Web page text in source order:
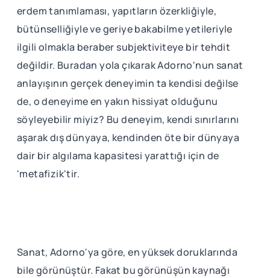
erdem tanımlaması, yapıtların özerkliğiyle,
bütünselliğiyle ve geriye bakabilme yetileriyle
ilgili olmakla beraber subjektiviteye bir tehdit
değildir. Buradan yola çıkarak Adorno'nun sanat
anlayışının gerçek deneyimin ta kendisi değilse
de, o deneyime en yakın hissiyat olduğunu
söyleyebilir miyiz? Bu deneyim, kendi sınırlarını
aşarak dış dünyaya, kendinden öte bir dünyaya
dair bir algılama kapasitesi yarattığı için de
'metafizik'tir.
Sanat, Adorno'ya göre, en yüksek doruklarında
bile görünüştür. Fakat bu görünüşün kaynağı